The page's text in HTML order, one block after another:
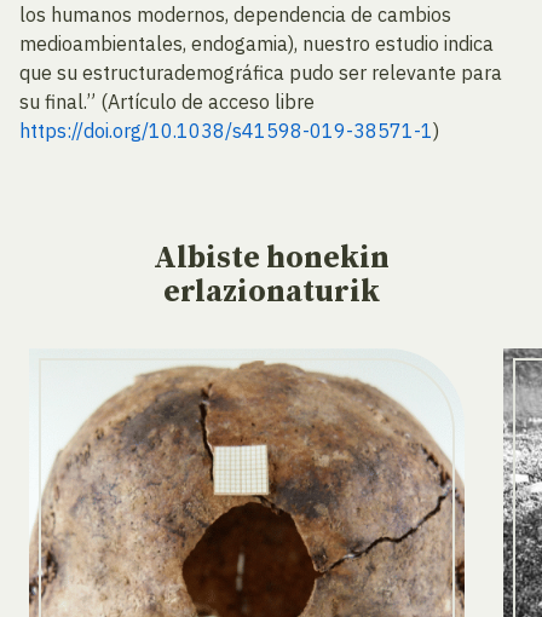
los humanos modernos, dependencia de cambios
medioambientales, endogamia), nuestro estudio indica
que su estructurademográfica pudo ser relevante para
su final.” (Artículo de acceso libre
https://doi.org/10.1038/s41598-019-38571-1)
Albiste honekin
erlazionaturik